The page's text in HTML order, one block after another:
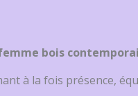
bois
à la fois présence,